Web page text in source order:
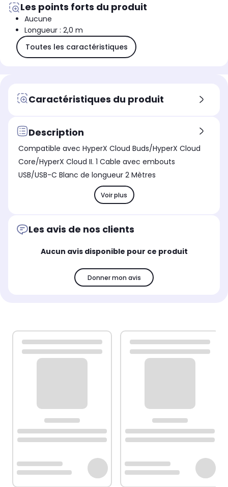
Les points forts du produit
Aucune
Longueur : 2,0 m
Toutes les caractéristiques
Caractéristiques du produit
Description
Compatible avec HyperX Cloud Buds/HyperX Cloud
Core/HyperX Cloud II. 1 Cable avec embouts
USB/USB-C Blanc de longueur 2 Mètres
Voir plus
Les avis de nos clients
Aucun avis disponible pour ce produit
Donner mon avis